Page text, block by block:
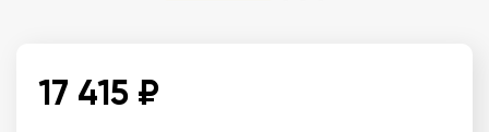
17 415 ₽